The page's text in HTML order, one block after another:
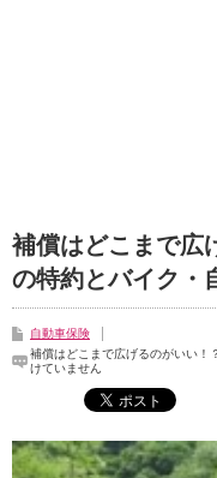
補償はどこまで広
の特約とバイク・
自動車保険
補償はどこまで広げるのがいい！
けていません